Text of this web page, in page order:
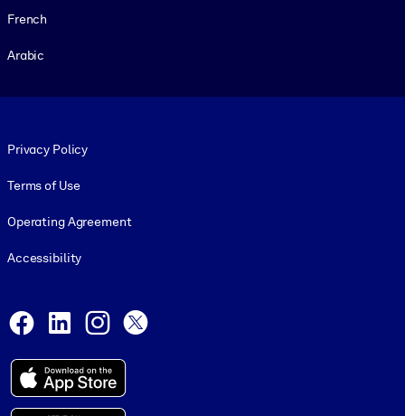
French
Arabic
Privacy Policy
Terms of Use
Operating Agreement
Accessibility
Facebook
LinkedInInstagram